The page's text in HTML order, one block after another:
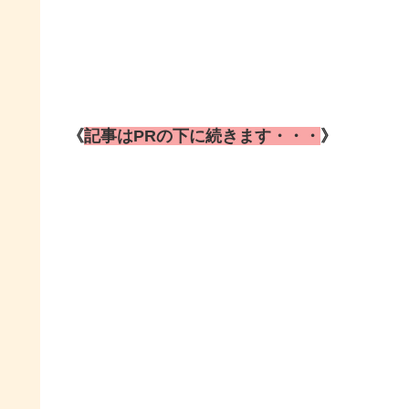
《記事はPRの下に続きます・・・ 》